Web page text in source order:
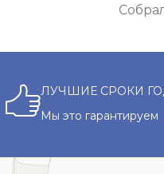
ЛУЧШИЕ СРОКИ
Мы это гарантируем